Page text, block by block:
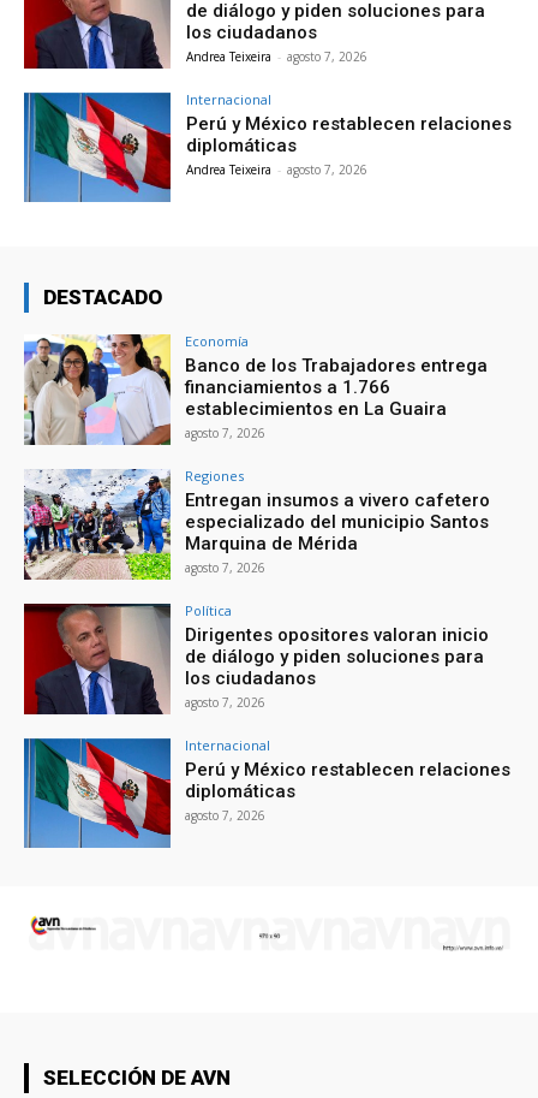
de diálogo y piden soluciones para
los ciudadanos
Andrea Teixeira - agosto 7, 2026
Internacional
Perú y México restablecen relaciones
diplomáticas
Andrea Teixeira - agosto 7, 2026
DESTACADO
Economía
Banco de los Trabajadores entrega
financiamientos a 1.766
establecimientos en La Guaira
agosto 7, 2026
Regiones
Entregan insumos a vivero cafetero
especializado del municipio Santos
Marquina de Mérida
agosto 7, 2026
Política
Dirigentes opositores valoran inicio
de diálogo y piden soluciones para
los ciudadanos
agosto 7, 2026
Internacional
Perú y México restablecen relaciones
diplomáticas
agosto 7, 2026
SELECCIÓN DE AVN